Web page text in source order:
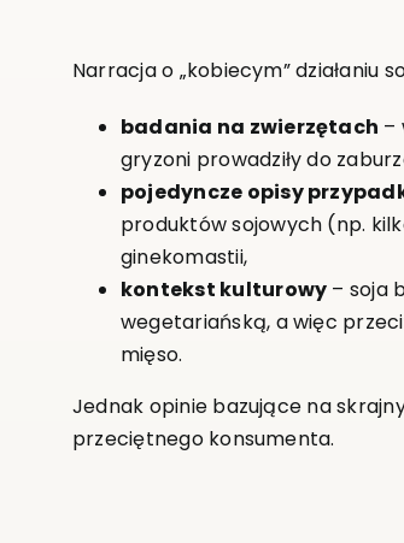
Narracja o „kobiecym” działaniu
badania na zwierzętach –
gryzoni prowadziły do
pojedyncze opisy
produktów sojowych (np.
ginekomastii,
kontekst kulturowy – soja
wegetariańską, a więc
mięso.
Jednak opinie bazujące na
przeciętnego konsumenta.